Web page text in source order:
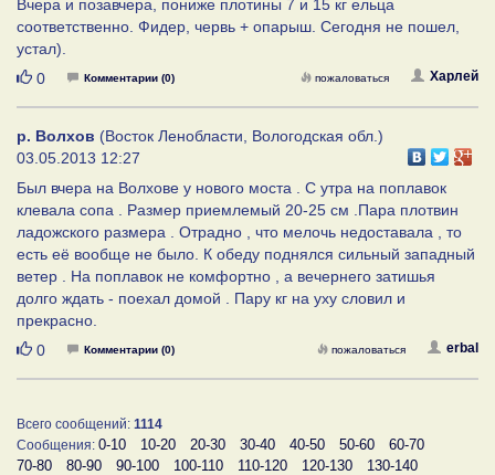
Вчера и позавчера, пониже плотины 7 и 15 кг ельца
соответственно. Фидер, червь + опарыш. Сегодня не пошел,
устал).
Нравится
0 Комментарии (0) Харлей
пожаловаться
р. Волхов (Восток Ленобласти, Вологодская обл.)
03.05.2013 12:27
Был вчера на Волхове у нового моста . С утра на поплавок
клевала сопа . Размер приемлемый 20-25 см .Пара плотвин
ладожского размера . Отрадно , что мелочь недоставала , то
есть её вообще не было. К обеду поднялся сильный западный
ветер . На поплавок не комфортно , а вечернего затишья
долго ждать - поехал домой . Пару кг на уху словил и
прекрасно.
Нравится
0 Комментарии (0) erbal
пожаловаться
Всего сообщений: 1114
Сообщения: 0-10 10-20 20-30 30-40 40-50 50-60
60-70
70-80
80-90 90-100 100-110 110-120 120-130
130-140